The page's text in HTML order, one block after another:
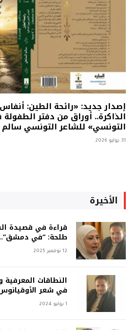
إصدار جديد: «رائحة الطين:
الذاكرة.. أوراق من دفتر
التونسي» للشاعر التونسي
31 يوليو 2026
الأخيرة
قراءة في قصيدة
طلحة: “في دمشق”..
12 نوفمبر 2025
النطاقات المعرفية
في شعر
1 يوليو 2024